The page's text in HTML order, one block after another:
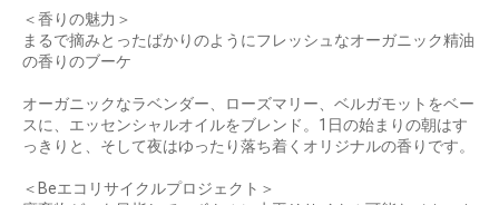
お買い物を続ける カートへ進む
＜香りの魅力＞
まるで摘みとったばかりのようにフレッシュなオーガニック精油
の香りのブーケ
オーガニックなラベンダー、ローズマリー、ベルガモットをベー
スに、エッセンシャルオイルをブレンド。1日の始まりの朝はす
っきりと、そして夜はゆったり落ち着くオリジナルの香りです。
＜Beエコリサイクルプロジェクト＞